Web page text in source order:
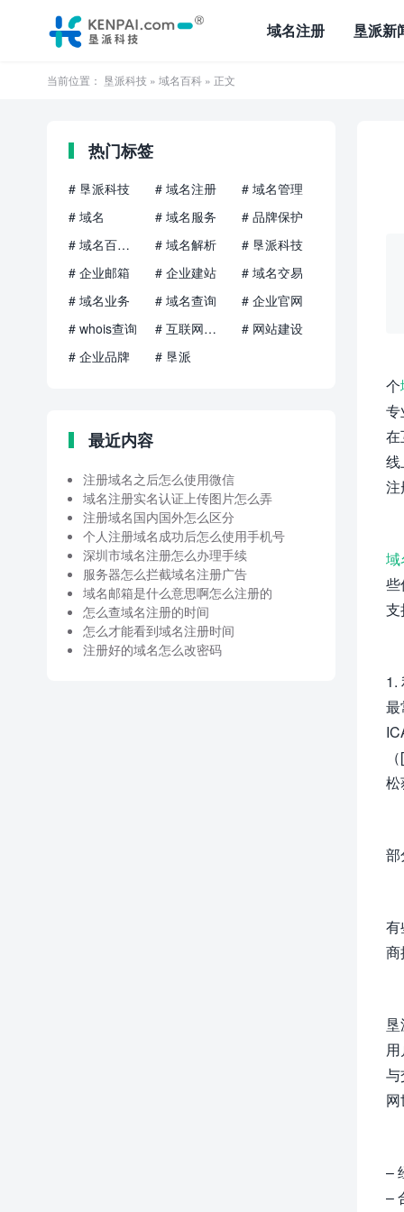
域名注册 垦派新
当前位置： 垦派科技 » 域名百科 » 正文
个
专
在
线
注
域
些
支
1.
松
部
商
与
网
–
–
热门标签
# 垦派科技 # 域名注册
# 域名管理
# 域名
# 域名服务
# 品牌保护
# 域名百科知识
# 域名解析
# 垦派科技
# 企业邮箱
# 企业建站
# 域名交易
# 域名业务
# 域名查询
# 企业官网
# whois查询
# 互联网品牌
# 网站建设
# 企业品牌
# 垦派
最近内容
注册域名之后怎么使用微信
域名注册实名认证上传图片怎么弄
注册域名国内国外怎么区分
个人注册域名成功后怎么使用手机号
深圳市域名注册怎么办理手续
服务器怎么拦截域名注册广告
域名邮箱是什么意思啊怎么注册的
怎么查域名注册的时间
怎么才能看到域名注册时间
注册好的域名怎么改密码